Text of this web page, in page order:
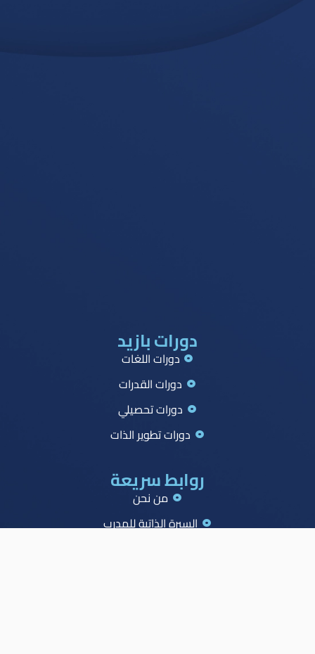
دورات بازيد
دورات اللغات
دورات القدرات
دورات تحصيلي
دورات تطوير الذات
روابط سريعة
من نحن
السيرة الذاتية للمدرب